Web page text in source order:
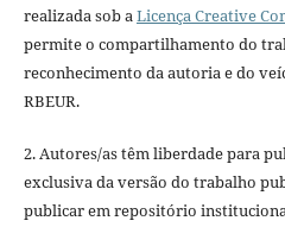
realizada sob aLicença Creative
permite o compartilhamento do
reconhecimento da autoria e do
RBEUR.
2. Autores/as têm liberdade para
exclusiva da versão do trabalho
publicar em repositório